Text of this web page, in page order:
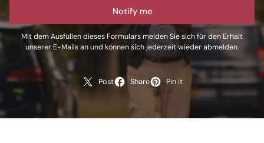
Notify me
Mit dem Ausfüllen dieses Formulars melden Sie sich für den Erhalt
unserer E-Mails an und können sich jederzeit wieder abmelden.
Post Share Pin it